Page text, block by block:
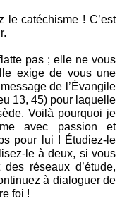
le catéchisme ! C’est
pas ; elle ne vous
exige de vous une
de l’Évangile
13, 45) pour laquelle
Voilà pourquoi je
avec passion et
pour lui ! Étudiez-le
le à deux, si vous
réseaux d’étude,
à dialoguer de
foi !